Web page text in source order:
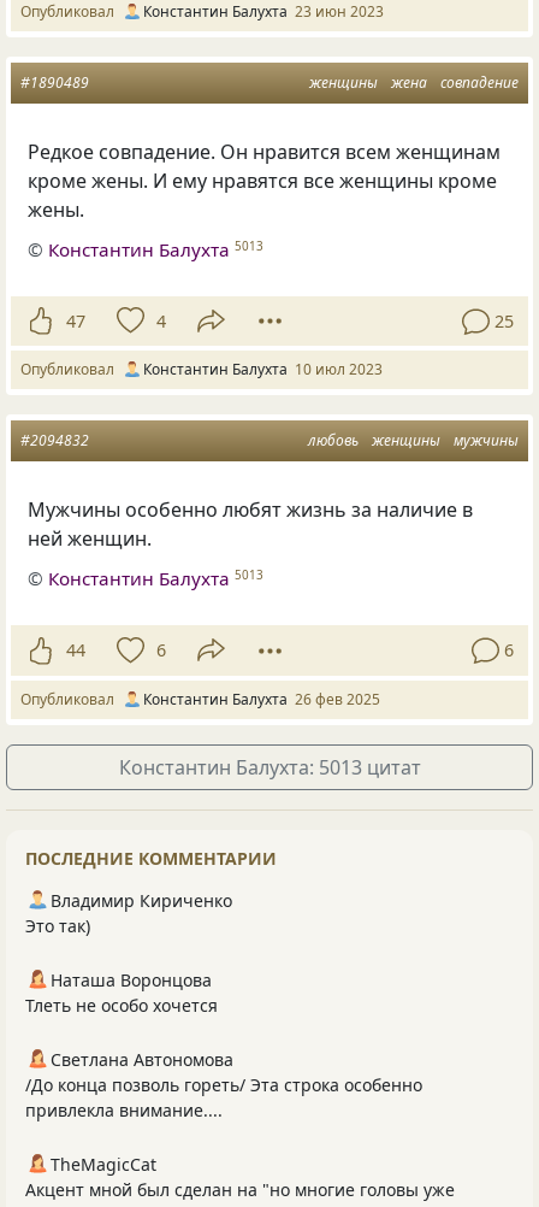
Опубликовал Константин Балухта 23 июн 2023
женщины жена совпадение
#1890489
Редкое совпадение. Он нравится всем женщинам
кроме жены. И ему нравятся все женщины кроме
жены.
© Константин Балухта 5013
47 4 25
Опубликовал Константин Балухта 10 июл 2023
любовь женщины мужчины
#2094832
Мужчины особенно любят жизнь за наличие в
ней женщин.
© Константин Балухта 5013
44 6 6
Опубликовал Константин Балухта 26 фев 2025
Константин Балухта: 5013 цитат
ПОСЛЕДНИЕ КОММЕНТАРИИ
Владимир Кириченко
Это так)
Наташа Воронцова
Тлеть не особо хочется
Светлана Автономова
/До конца позволь гореть/ Эта строка особенно
привлекла внимание....
TheMagicCat
Акцент мной был сделан на "но многие головы уже